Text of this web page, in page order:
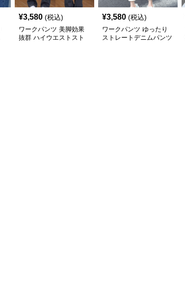
¥3,580 (税込)
ワークパンツ 美脚効果
抜群 ハイウエストスト
¥3,580 (税込)
ワークパンツ ゆったり
ストレートデニムパンツ